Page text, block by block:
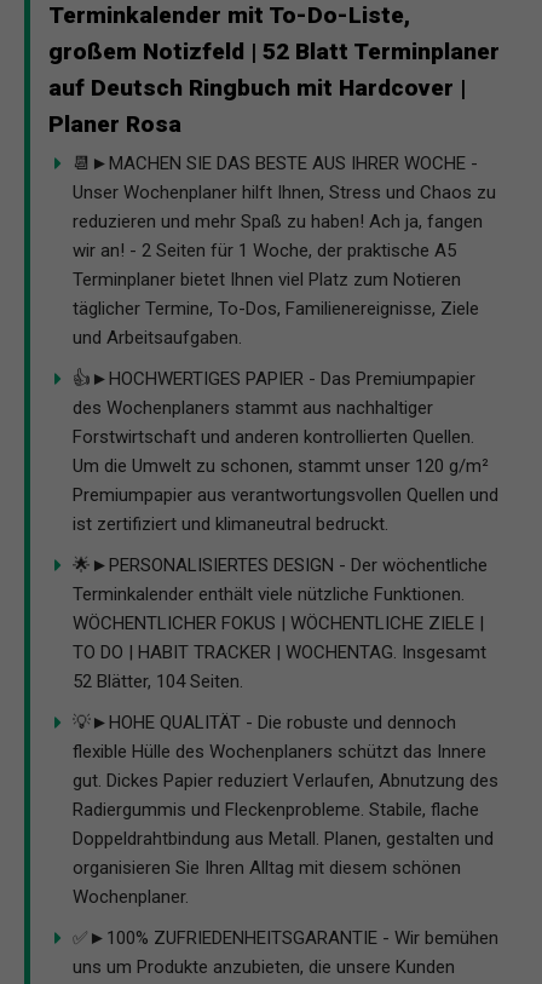
Terminkalender mit To-Do-Liste,
großem Notizfeld | 52 Blatt Terminplaner
auf Deutsch Ringbuch mit Hardcover |
Planer Rosa
📆►MACHEN SIE DAS BESTE AUS IHRER WOCHE -
Unser Wochenplaner hilft Ihnen, Stress und Chaos zu
reduzieren und mehr Spaß zu haben! Ach ja, fangen
wir an! - 2 Seiten für 1 Woche, der praktische A5
Terminplaner bietet Ihnen viel Platz zum Notieren
täglicher Termine, To-Dos, Familienereignisse, Ziele
und Arbeitsaufgaben.
👍►HOCHWERTIGES PAPIER - Das Premiumpapier
des Wochenplaners stammt aus nachhaltiger
Forstwirtschaft und anderen kontrollierten Quellen.
Um die Umwelt zu schonen, stammt unser 120 g/m²
Premiumpapier aus verantwortungsvollen Quellen und
ist zertifiziert und klimaneutral bedruckt.
🌟►PERSONALISIERTES DESIGN - Der wöchentliche
Terminkalender enthält viele nützliche Funktionen.
WÖCHENTLICHER FOKUS | WÖCHENTLICHE ZIELE |
TO DO | HABIT TRACKER | WOCHENTAG. Insgesamt
52 Blätter, 104 Seiten.
💡►HOHE QUALITÄT - Die robuste und dennoch
flexible Hülle des Wochenplaners schützt das Innere
gut. Dickes Papier reduziert Verlaufen, Abnutzung des
Radiergummis und Fleckenprobleme. Stabile, flache
Doppeldrahtbindung aus Metall. Planen, gestalten und
organisieren Sie Ihren Alltag mit diesem schönen
Wochenplaner.
✅►100% ZUFRIEDENHEITSGARANTIE - Wir bemühen
uns um Produkte anzubieten, die unsere Kunden